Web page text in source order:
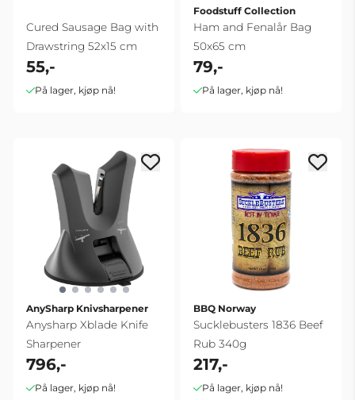
Cured Sausage Bag with
Drawstring 52x15 cm
55,-
På lager, kjøp nå!
Foodstuff Collection
Ham and Fenalår Bag
50x65 cm
79,-
På lager, kjøp nå!
AnySharp Knivsharpener
Anysharp Xblade Knife
Sharpener
796,-
På lager, kjøp nå!
BBQ Norway
Sucklebusters 1836 Beef
Rub 340g
217,-
På lager, kjøp nå!